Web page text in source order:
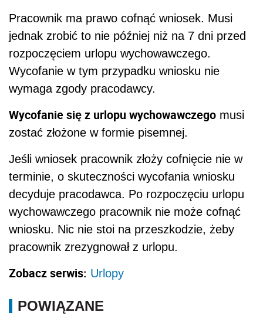
Pracownik ma prawo cofnąć wniosek. Musi
jednak zrobić to nie później niż na 7 dni przed
rozpoczęciem urlopu wychowawczego.
Wycofanie w tym przypadku wniosku nie
wymaga zgody pracodawcy.
Wycofanie się z urlopu wychowawczego musi
zostać złożone w formie pisemnej.
Jeśli wniosek pracownik złoży cofnięcie nie w
terminie, o skuteczności wycofania wniosku
decyduje pracodawca. Po rozpoczęciu urlopu
wychowawczego pracownik nie może cofnąć
wniosku. Nic nie stoi na przeszkodzie, żeby
pracownik zrezygnował z urlopu.
Zobacz serwis: Urlopy
POWIĄZANE